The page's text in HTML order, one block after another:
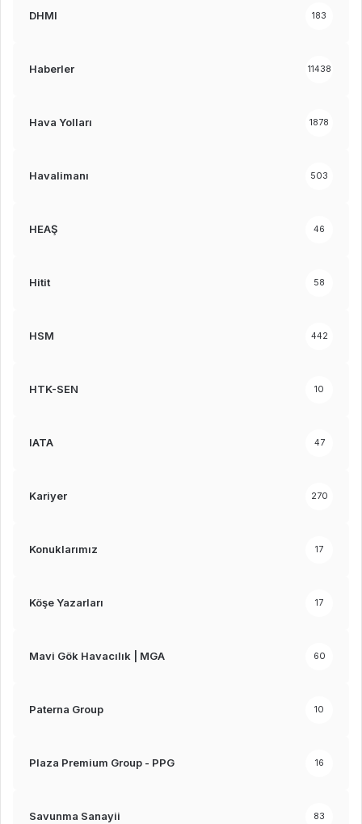
DHMI 183
Haberler 11438
Hava Yolları 1878
Havalimanı 503
HEAŞ 46
Hitit 58
HSM 442
HTK-SEN 10
IATA 47
Kariyer 270
Konuklarımız 17
Köşe Yazarları 17
Mavi Gök Havacılık | MGA 60
Paterna Group 10
Plaza Premium Group - PPG 16
Savunma Sanayii 83